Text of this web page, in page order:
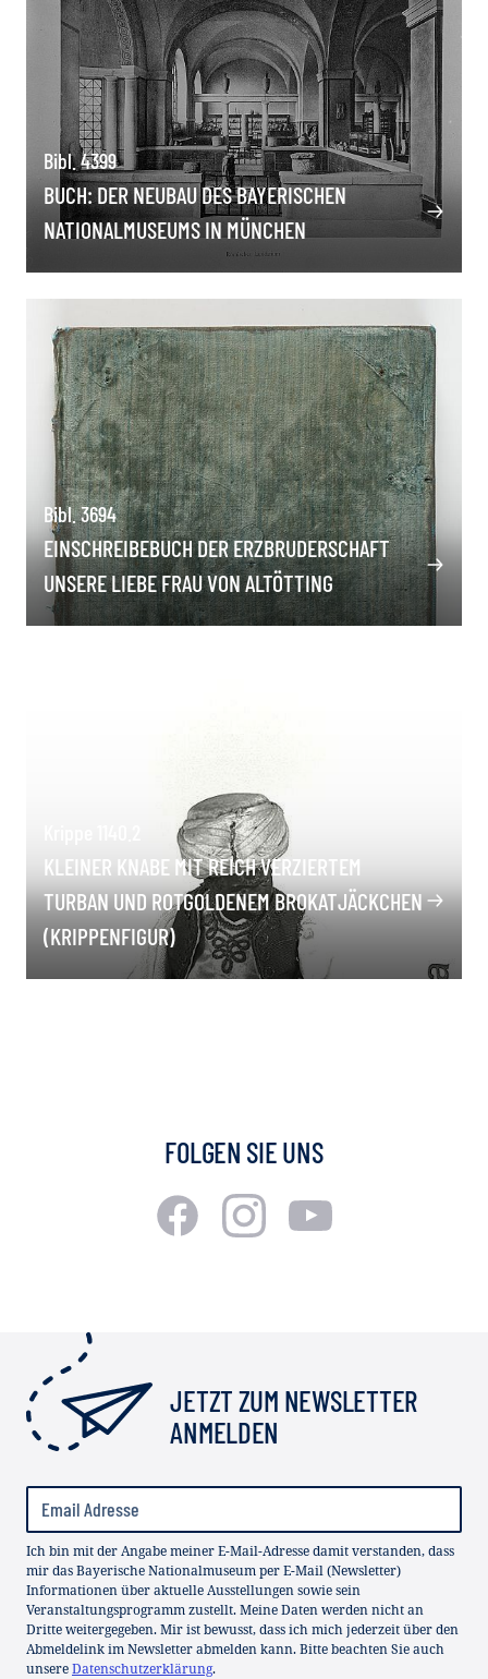
Bibl. 4399
BUCH: DER NEUBAU DES BAYERISCHEN
NATIONALMUSEUMS IN MÜNCHEN
Bibl. 3694
EINSCHREIBEBUCH DER ERZBRUDERSCHAFT
UNSERE LIEBE FRAU VON ALTÖTTING
KLEINER KNABE MIT REICH VERZIERTEM
TURBAN UND ROTGOLDENEM BROKATJÄCKCHEN
(KRIPPENFIGUR)
FOLGEN SIE UNS
JETZT ZUM NEWSLETTER
ANMELDEN
Ich bin mit der Angabe meiner E-Mail-Adresse damit verstanden, dass
mir das Bayerische Nationalmuseum per E-Mail (Newsletter)
Informationen über aktuelle Ausstellungen sowie sein
Veranstaltungsprogramm zustellt. Meine Daten werden nicht an
Dritte weitergegeben. Mir ist bewusst, dass ich mich jederzeit über den
Abmeldelink im Newsletter abmelden kann. Bitte beachten Sie auch
unsereDatenschutzerklärung.